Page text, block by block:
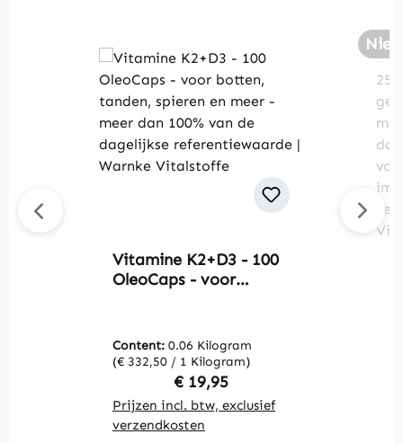
Vitamine K2+D3 - 100
OleoCaps - voor
100% van de dagelijkse
referentiewaarde |
Warnke Vitalstoffe
Content: 0.06 Kilogram
(€ 332,50 / 1 Kilogram)
Regular price:
€ 19,95
Prijzen incl. btw, exclusief
verzendkosten